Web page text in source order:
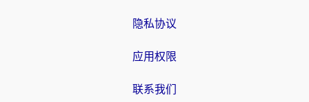
隐私协议
应用权限
联系我们